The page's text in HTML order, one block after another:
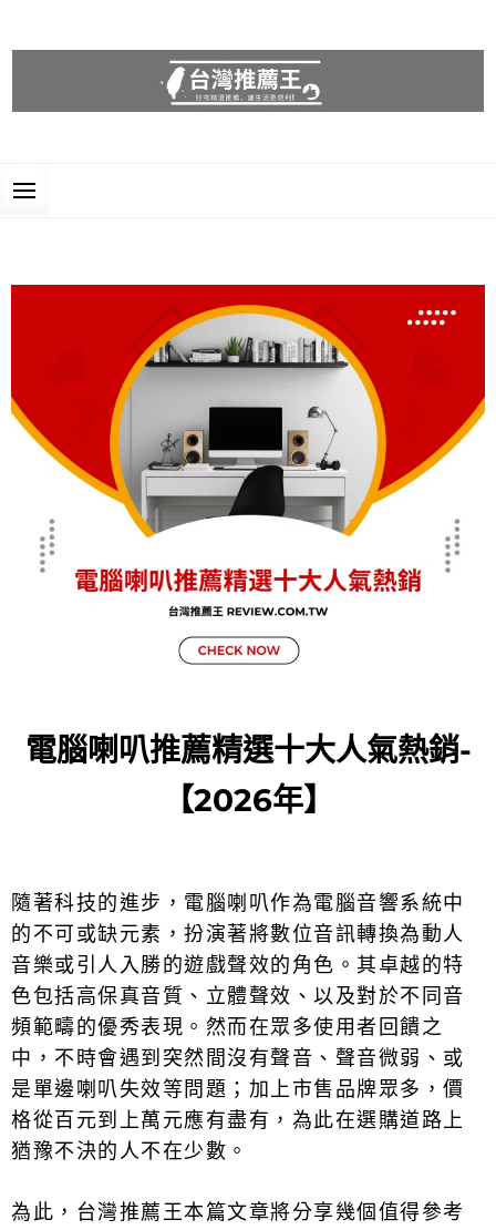
電腦喇叭推薦精選十大人氣熱銷-
【2026年】
隨著科技的進步，電腦喇叭作為電腦音響系統中
的不可或缺元素，扮演著將數位音訊轉換為動人
音樂或引人入勝的遊戲聲效的角色。其卓越的特
色包括高保真音質、立體聲效、以及對於不同音
頻範疇的優秀表現。然而在眾多使用者回饋之
中，不時會遇到突然間沒有聲音、聲音微弱、或
是單邊喇叭失效等問題；加上市售品牌眾多，價
格從百元到上萬元應有盡有，為此在選購道路上
猶豫不決的人不在少數。
為此，台灣推薦王本篇文章將分享幾個值得參考